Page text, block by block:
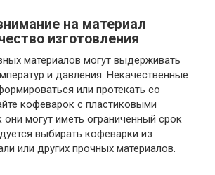
на материал
изготовления
материалов могут выдерживать
и давления. Некачественные
или протекать со
кофеварок с пластиковыми
они могут иметь ограниченный срок
выбирать кофеварки из
или других прочных материалов.